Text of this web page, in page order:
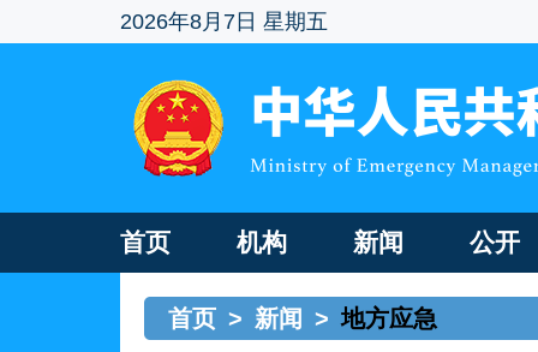
2026年8月7日 星期五
首页 机构 新闻 公开
首页 > 新闻 > 地方应急